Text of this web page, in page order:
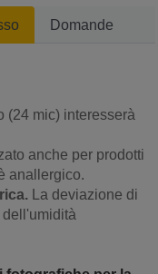
Domande
(24 mic) interesserà
anche per prodotti
anallergico.
La deviazione di
dell'umidità